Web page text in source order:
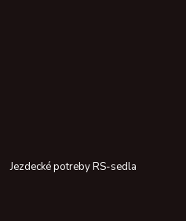
Jezdecké potreby RS-sedla